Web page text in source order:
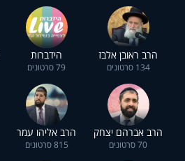
הרב ראובן אלבז
134 סרטונים
הידברות
79 סרטונים
הרב אברהם יצחק
70 סרטונים
הרב אליהו עמר
815 סרטונים